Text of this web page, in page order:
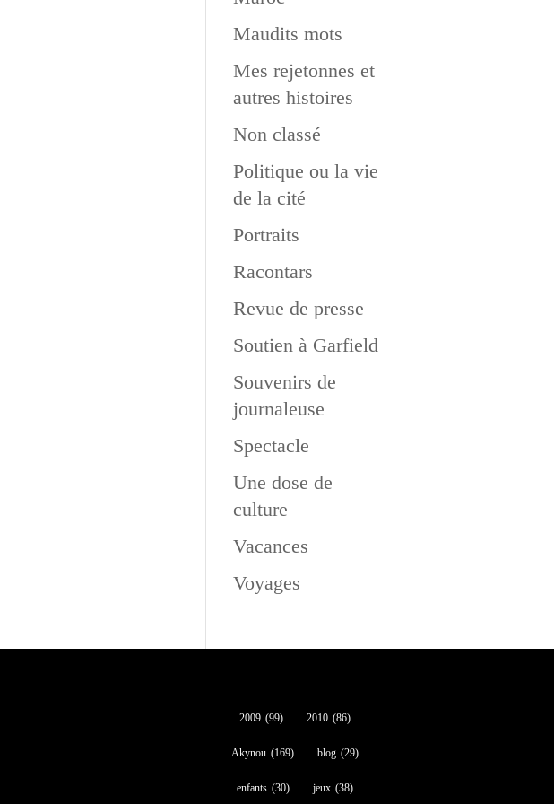
Maudits mots
Mes rejetonnes et
autres histoires
Non classé
Politique ou la vie
de la cité
Portraits
Racontars
Revue de presse
Soutien à Garfield
Souvenirs de
journaleuse
Spectacle
Une dose de
culture
Vacances
Voyages
2009 (99) 2010 (86)
Akynou (169) blog (29)
enfants (30) jeux (38)